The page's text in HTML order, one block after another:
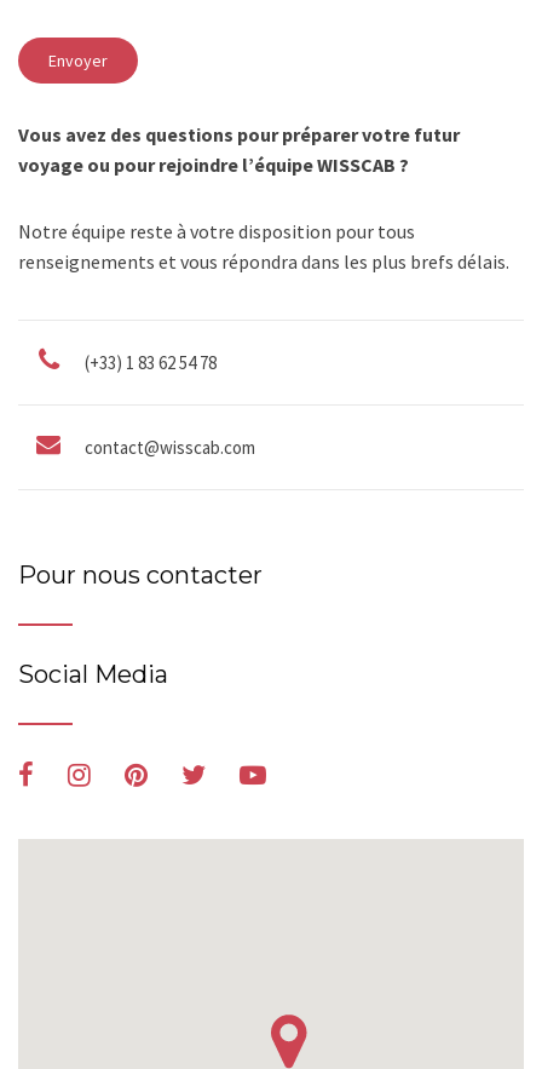
Vous avez des questions pour préparer votre futur
voyage ou pour rejoindre l’équipe WISSCAB ?
Notre équipe reste à votre disposition pour tous
renseignements et vous répondra dans les plus brefs délais.
(+33) 1 83 62 54 78
contact@wisscab.com
Pour nous contacter
Social Media